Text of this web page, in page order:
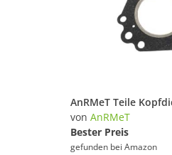
von AnRMeT
Bester Preis
gefunden bei Amazon